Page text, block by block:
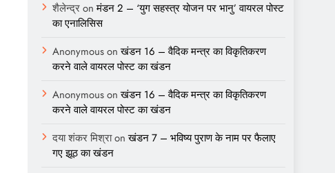
शैलेन्द्रonमंडन 2 – ‘युग सहस्त्र योजन पर भानु’ वायरल पोस्ट
का एनालिसिस
Anonymousonखंडन 16 – वैदिक मन्त्र का विकृतिकरण
करने वाले वायरल पोस्ट का खंडन
Anonymousonखंडन 16 – वैदिक मन्त्र का विकृतिकरण
करने वाले वायरल पोस्ट का खंडन
दया शंकर मिश्राonखंडन 7 – भविष्य पुराण के नाम पर फैलाए
गए झूठ का खंडन